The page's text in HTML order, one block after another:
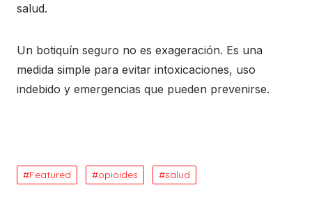
salud.
Un botiquín seguro no es exageración. Es una
medida simple para evitar intoxicaciones, uso
indebido y emergencias que pueden prevenirse.
Featured opioides salud